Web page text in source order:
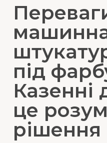
під
Казенні
це
рішення